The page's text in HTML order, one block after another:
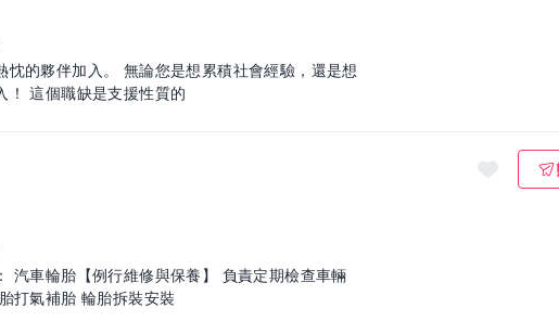
的夥伴加入。 無論您是想累積社會經驗，還是想
賺取生活零用金，我們都歡迎您的加入！ 這個職缺是支援性質的
打氣補胎 輪胎拆裝安裝